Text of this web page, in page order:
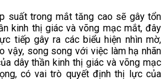
suất trong mắt tăng cao sẽ gây tổn
kinh thị giác và võng mạc mắt, đây
tiếp gây ra các biểu hiện nhìn mờ,
vậy, song song với việc làm hạ nhãn
dây thần kinh thị giác và võng mạc
có vai trò quyết định thị lực của